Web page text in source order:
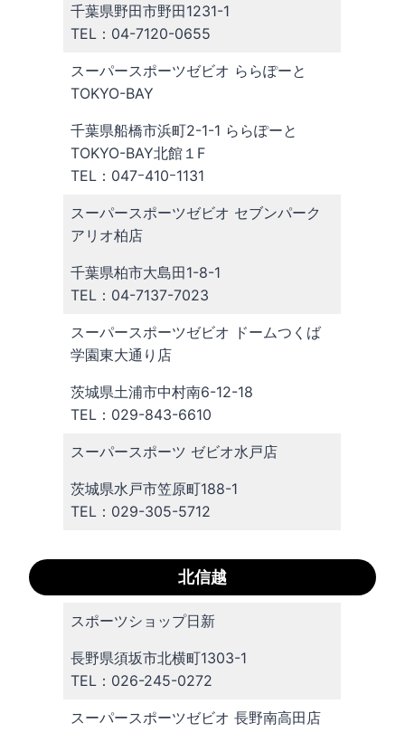
千葉県野田市野田1231-1
TEL：04-7120-0655
スーパースポーツゼビオ ららぽーと
TOKYO-BAY
千葉県船橋市浜町2-1-1 ららぽーと
TOKYO-BAY北館１F
TEL：047ｰ410ｰ1131
スーパースポーツゼビオ セブンパーク
アリオ柏店
千葉県柏市大島田1-8-1
TEL：04-7137-7023
スーパースポーツゼビオ ドームつくば
学園東大通り店
茨城県土浦市中村南6-12-18
TEL：029-843-6610
スーパースポーツ ゼビオ水戸店
茨城県水戸市笠原町188-1
TEL：029-305-5712
北信越
スポーツショップ日新
長野県須坂市北横町1303-1
TEL：026-245-0272
スーパースポーツゼビオ 長野南高田店